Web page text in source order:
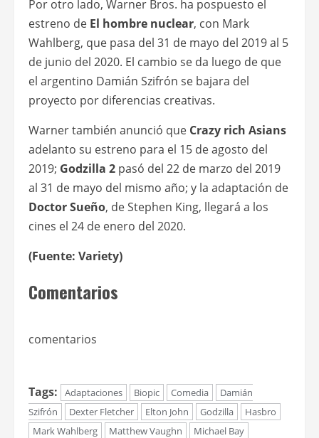
Por otro lado, Warner Bros. ha pospuesto el
estreno de El hombre nuclear, con Mark
Wahlberg, que pasa del 31 de mayo del 2019 al 5
de junio del 2020. El cambio se da luego de que
el argentino Damián Szifrón se bajara del
proyecto por diferencias creativas.
Warner también anunció que Crazy rich Asians
adelanto su estreno para el 15 de agosto del
2019; Godzilla 2 pasó del 22 de marzo del 2019
al 31 de mayo del mismo año; y la adaptación de
Doctor Sueño, de Stephen King, llegará a los
cines el 24 de enero del 2020.
(Fuente: Variety)
Comentarios
comentarios
Tags: Adaptaciones Biopic Comedia
Damián
Szifrón
Dexter Fletcher Elton John Godzilla
Hasbro
Mark Wahlberg
Matthew Vaughn
Michael Bay